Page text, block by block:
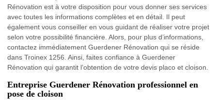
Rénovation est à votre disposition pour vous donner ses services
avec toutes les informations complètes et en détail. Il peut
également vous conseiller en vous guidant de réaliser votre projet
selon votre possibilité financière. Alors, pour plus d’informations,
contactez immédiatement Guerdener Rénovation qui se réside
dans Troinex 1256. Ainsi, faites confiance à Guerdener
Rénovation qui garantit l’obtention de votre devis placo et cloison.
Entreprise Guerdener Rénovation professionnel en
pose de cloison